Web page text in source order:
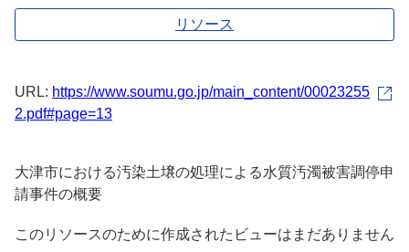
リソース
URL: https://www.soumu.go.jp/main_content/00023255
2.pdf#page=13
大津市における汚染土壌の処理による水質汚濁被害調停申
請事件の概要
このリソースのために作成されたビューはまだありません